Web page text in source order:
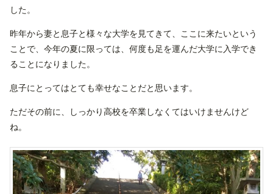
した。
昨年から妻と息子と様々な大学を見てきて、ここに来たいという
ことで、今年の夏に限っては、何度も足を運んだ大学に入学でき
ることになりました。
息子にとってはとても幸せなことだと思います。
ただその前に、しっかり高校を卒業しなくてはいけませんけど
ね。